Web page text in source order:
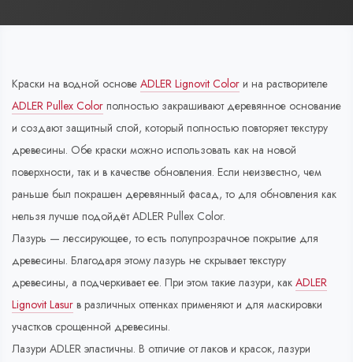
Краски на водной основе ADLER Lignovit Color и на растворителе
ADLER Pullex Color полностью закрашивают деревянное основание
и создают защитный слой, который полностью повторяет текстуру
древесины. Обе краски можно использовать как на новой
поверхности, так и в качестве обновления. Если неизвестно, чем
раньше был покрашен деревянный фасад, то для обновления как
нельзя лучше подойдёт ADLER Pullex Color.
Лазурь — лессирующее, то есть полупрозрачное покрытие для
древесины. Благодаря этому лазурь не скрывает текстуру
древесины, а подчеркивает ее. При этом такие лазури, как ADLER
Lignovit Lasur в различных оттенках применяют и для маскировки
участков срощенной древесины.
Лазури ADLER эластичны. В отличие от лаков и красок, лазури